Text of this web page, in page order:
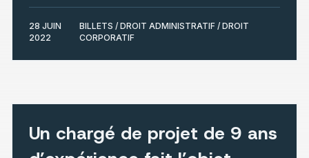
28 JUIN
2022
BILLETS / DROIT ADMINISTRATIF / DROIT
CORPORATIF
Un chargé de projet de 9 ans